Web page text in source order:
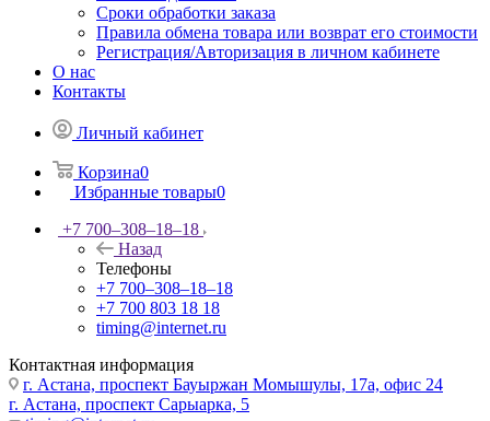
Сроки обработки заказа
Правила обмена товара или возврат его стоимости
Регистрация/Авторизация в личном кабинете
О нас
Контакты
Личный кабинет
Корзина0
Избранные товары0
+7 700‒308‒18‒18
Назад
Телефоны
+7 700‒308‒18‒18
+7 700 803 18 18
timing@internet.ru
Контактная информация
г. Астана, проспект Бауыржан Момышулы, 17а, офис 24
г. Астана, проспект Сарыарка, 5